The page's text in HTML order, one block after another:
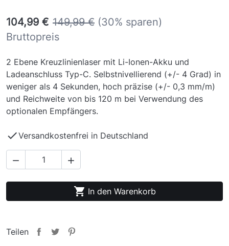
104,99 € 149,99 € (30% sparen)
Bruttopreis
2 Ebene Kreuzlinienlaser mit Li-Ionen-Akku und
Ladeanschluss Typ-C. Selbstnivellierend (+/- 4 Grad) in
weniger als 4 Sekunden, hoch präzise (+/- 0,3 mm/m)
und Reichweite von bis 120 m bei Verwendung des
optionalen Empfängers.
Versandkostenfrei in Deutschland
 
 In den Warenkorb
Teilen